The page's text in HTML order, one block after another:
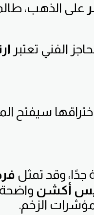
على الذهب،
الفني تعتبر
سيفتح
وقد تمثل
أكشن
مؤشرات الزخم.